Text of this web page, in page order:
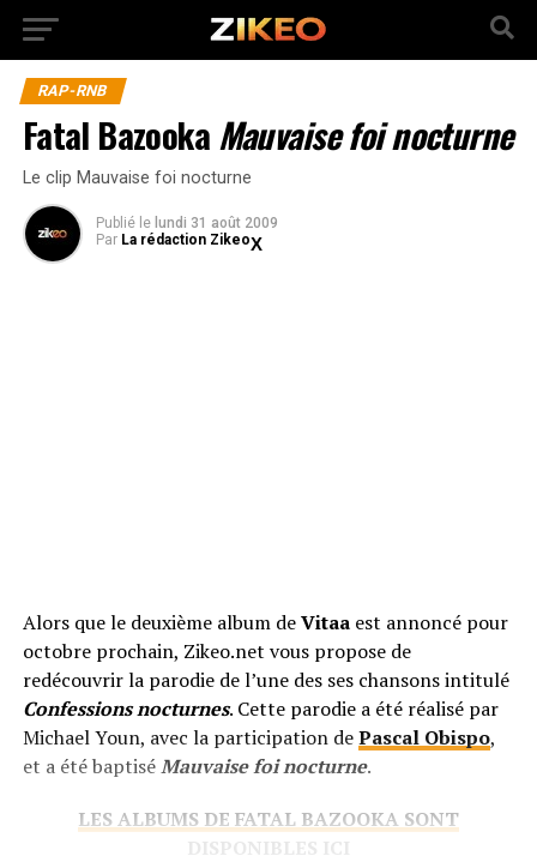
RAP-RNB
Fatal Bazooka Mauvaise foi nocturne
Le clip Mauvaise foi nocturne
Publié le lundi 31 août 2009
Par La rédaction Zikeo
Alors que le deuxième album deVitaa est annoncé pour
octobre prochain, Zikeo.net vous propose de
redécouvrir la parodie de l’une des ses chansons intitulé
Confessions nocturnes. Cette parodie a été réalisé par
Michael Youn, avec la participation dePascal Obispo,
et a été baptiséMauvaise foi nocturne.
LES ALBUMS DE FATAL BAZOOKA SONT